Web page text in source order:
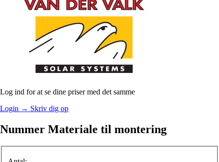
Log ind for at se dine priser med det samme
Login → Skriv dig op
Nummer Materiale til montering